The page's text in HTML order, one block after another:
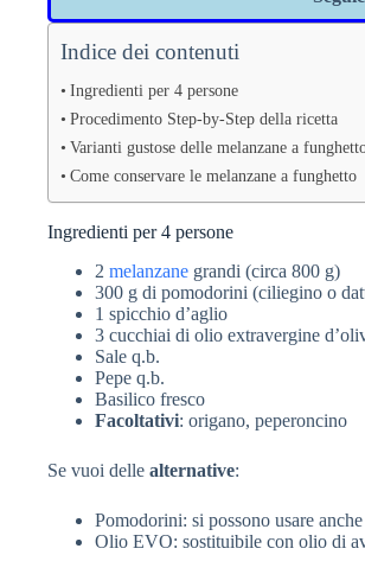
Indice dei contenuti
Ingredienti per 4 persone
Procedimento Step-by-Step della ricetta
Varianti gustose delle melanzane a
Come conservare le melanzane a funghetto
Ingredienti per 4 persone
2 melanzane grandi (circa 800 g)
300 g di pomodorini (ciliegino o
1 spicchio d’aglio
3 cucchiai di olio extravergine
Sale q.b.
Pepe q.b.
Basilico fresco
Facoltativi: origano, peperoncino
Se vuoi delle alternative:
Pomodorini: si possono usare
Olio EVO: sostituibile con olio di